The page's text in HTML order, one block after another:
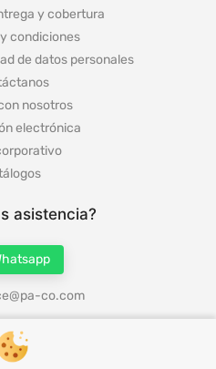
y cobertura
condiciones
de datos personales
nosotros
electrónica
asistencia?
co.com
en redes!